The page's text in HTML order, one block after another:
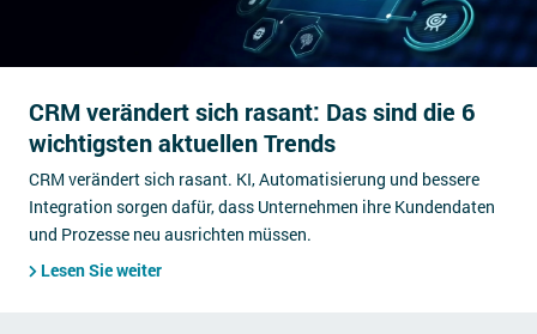
CRM verändert sich rasant: Das sind die 6
wichtigsten aktuellen Trends
CRM verändert sich rasant. KI, Automatisierung und bessere
Integration sorgen dafür, dass Unternehmen ihre Kundendaten
und Prozesse neu ausrichten müssen.
Lesen Sie weiter